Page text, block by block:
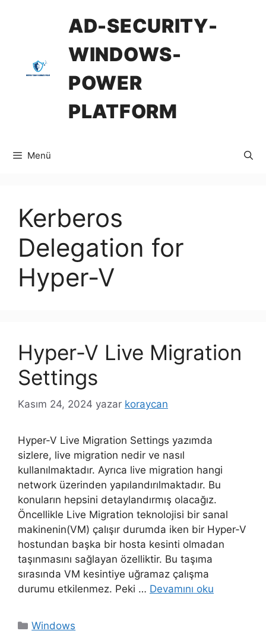
AD-SECURITY-
WINDOWS-
POWER
PLATFORM
Menü
Kerberos
Delegation for
Hyper-V
Hyper-V Live Migration
Settings
Kasım 24, 2024 yazar koraycan
Hyper-V Live Migration Settings yazımda
sizlere, live migration nedir ve nasıl
kullanılmaktadır. Ayrıca live migration hangi
network üzerinden yapılandırılmaktadır. Bu
konuların hepsini detaylandırmış olacağız.
Öncellikle Live Migration teknolojisi bir sanal
makinenin(VM) çalışır durumda iken bir Hyper-V
hostundan başka bir hosta kesinti olmadan
taşınmasını sağlayan özelliktir. Bu taşıma
sırasında VM kesintiye uğramaz çalışma
durumu etkilenmez. Peki … Devamını oku
Kategoriler
Windows